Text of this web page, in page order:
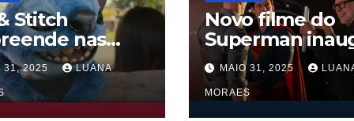
Stitch
nas
e supera
da
31, 2025 LUANA
Novo filme do
Superman
fase inédita da
nos cinemas
MAIO 31, 2025
MORAES